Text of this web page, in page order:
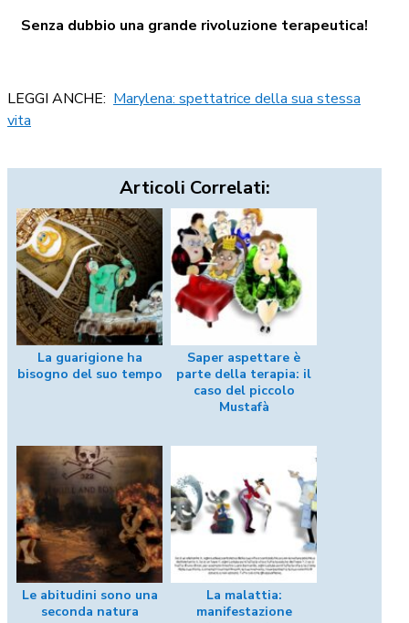
Senza dubbio una grande rivoluzione terapeutica!
LEGGI ANCHE: Marylena: spettatrice della sua stessa
vita
Articoli Correlati:
La guarigione ha
bisogno del suo tempo
Saper aspettare è
parte della terapia: il
caso del piccolo
Mustafà
Le abitudini sono una
seconda natura
La malattia:
manifestazione